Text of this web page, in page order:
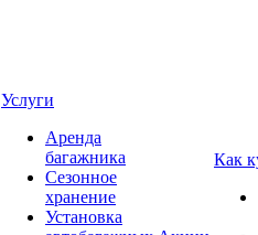
Услуги
Аренда
багажника
Сезонное
хранение
Установка
Как